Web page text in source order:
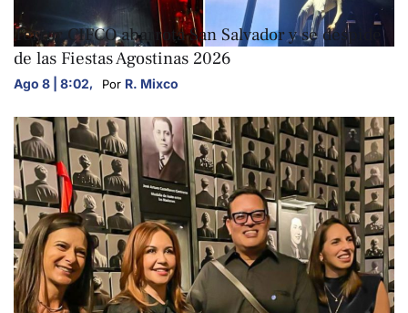
ARTE Y CULTURA
Terror CIFCO abarrota San Salvador y se despide
de las Fiestas Agostinas 2026
Ago 8 | 8:02, Por R. Mixco